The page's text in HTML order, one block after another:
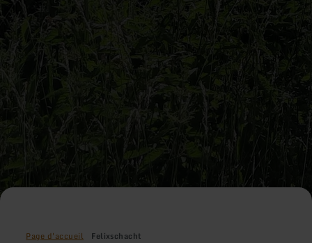
Page d'accueil Felixschacht